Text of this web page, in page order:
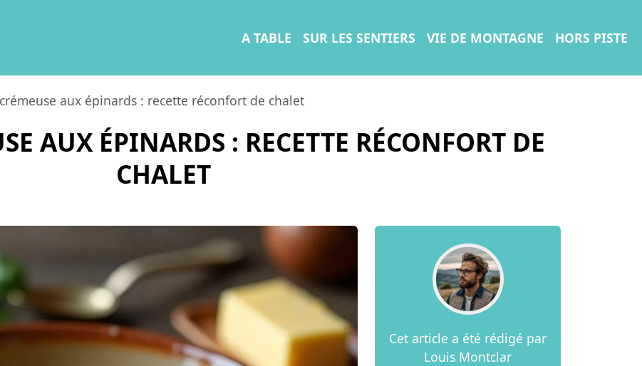
A TABLE SUR LES SENTIERS VIE DE MONTAGNE HORS PISTE
aux épinards : recette réconfort de chalet
AUX ÉPINARDS : RECETTE RÉCONFORT DE
CHALET
Cet article a été rédigé par
Louis Montclar